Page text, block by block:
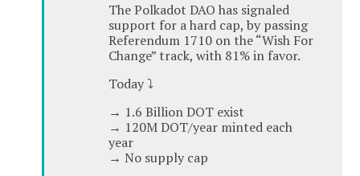
The Polkadot DAO has signaled
support for a hard cap, by passing
Referendum 1710 on the “Wish For
Change” track, with 81% in favor.
Today ⤵️
→ 1.6 Billion DOT exist
→ 120M DOT/year minted each
year
→ No supply cap